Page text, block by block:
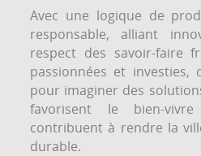
Avec une logique de
responsable, alliant
respect des savoir-faire
passionnées et
pour imaginer des
favorisent le bien-
contribuent à rendre la
durable.